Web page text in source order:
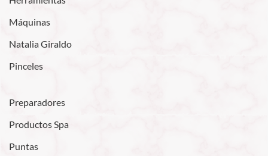
Máquinas
Natalia Giraldo
Pinceles
Preparadores
Productos Spa
Puntas